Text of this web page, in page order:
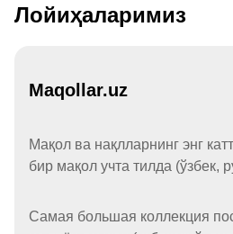
Лойиҳаларимиз
Maqollar.uz
Мақол ва нақлларнинг энг
бир мақол учта тилда (ўзбек,
Самая большая коллекция